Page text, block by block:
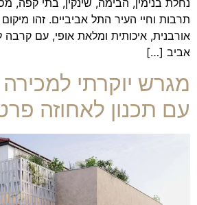
נחלת בנימין, הבימה, שינקין, בתי קפה,
תרבות וחיי העיר התל אביביים. זהו
אורבנית, איכותית ומלאת אופי, עם
אביב […]
מגרש יוקרתי
עם תכנון לאחוזה